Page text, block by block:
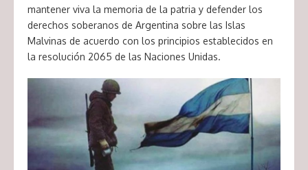
mantener viva la memoria de la patria y defender los
derechos soberanos de Argentina sobre las Islas
Malvinas de acuerdo con los principios establecidos en
la resolución 2065 de las Naciones Unidas.